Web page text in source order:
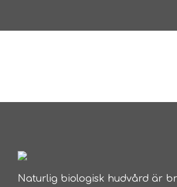
Naturlig biologisk hudvård är